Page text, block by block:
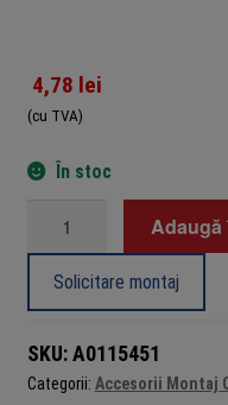
4,78 lei
(cu TVA)
În stoc
AAA
Varta
Super
Adaugă
Solicitare montaj
SKU: A0115451
Categorii: Accesorii Montaj